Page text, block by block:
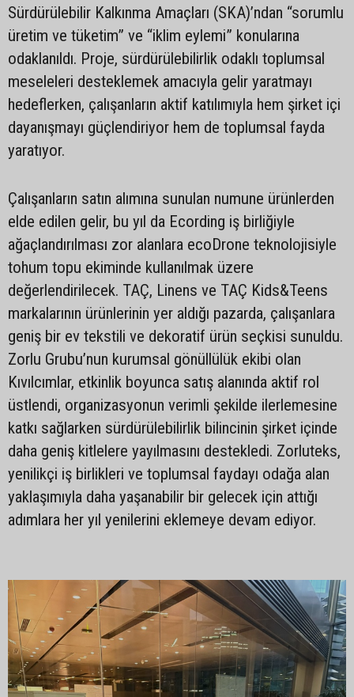
Sürdürülebilir Kalkınma Amaçları (SKA)’ndan “sorumlu
üretim ve tüketim” ve “iklim eylemi” konularına
odaklanıldı. Proje, sürdürülebilirlik odaklı toplumsal
meseleleri desteklemek amacıyla gelir yaratmayı
hedeflerken, çalışanların aktif katılımıyla hem şirket içi
dayanışmayı güçlendiriyor hem de toplumsal fayda
yaratıyor.
Çalışanların satın alımına sunulan numune ürünlerden
elde edilen gelir, bu yıl da Ecording iş birliğiyle
ağaçlandırılması zor alanlara ecoDrone teknolojisiyle
tohum topu ekiminde kullanılmak üzere
değerlendirilecek. TAÇ, Linens ve TAÇ Kids&Teens
markalarının ürünlerinin yer aldığı pazarda, çalışanlara
geniş bir ev tekstili ve dekoratif ürün seçkisi sunuldu.
Zorlu Grubu’nun kurumsal gönüllülük ekibi olan
Kıvılcımlar, etkinlik boyunca satış alanında aktif rol
üstlendi, organizasyonun verimli şekilde ilerlemesine
katkı sağlarken sürdürülebilirlik bilincinin şirket içinde
daha geniş kitlelere yayılmasını destekledi. Zorluteks,
yenilikçi iş birlikleri ve toplumsal faydayı odağa alan
yaklaşımıyla daha yaşanabilir bir gelecek için attığı
adımlara her yıl yenilerini eklemeye devam ediyor.